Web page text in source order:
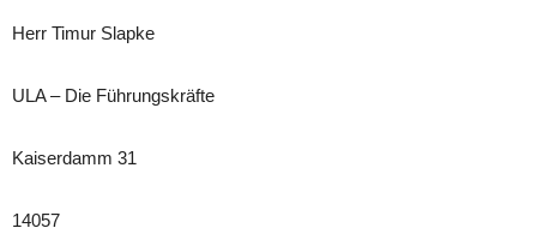
Herr Timur Slapke
ULA – Die Führungskräfte
Kaiserdamm 31
14057